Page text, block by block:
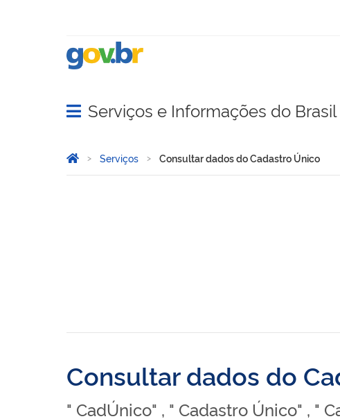
Abrir menu principal de navegação
Serviços e Informações do Brasil
Você está aqui:
Página Inicial
Serviços Consultar dados do Cadastro Único
Consultar dados do
" CadÚnico" , " Cadastro Único" , "